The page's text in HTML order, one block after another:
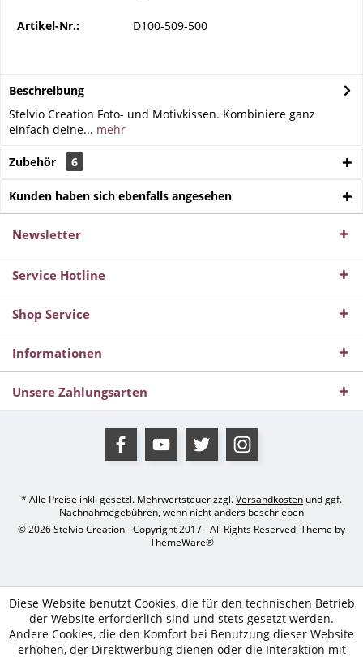
Artikel-Nr.: D100-509-500
Beschreibung
Stelvio Creation Foto- und Motivkissen. Kombiniere ganz
einfach deine... mehr
Zubehör 6
Kunden haben sich ebenfalls angesehen
Newsletter
Service Hotline
Shop Service
Informationen
Unsere Zahlungsarten
* Alle Preise inkl. gesetzl. Mehrwertsteuer zzgl.Versandkosten und ggf.
Nachnahmegebühren, wenn nicht anders beschrieben
© 2026 Stelvio Creation - Copyright 2017 - All Rights Reserved. Theme by
ThemeWare®
Diese Website benutzt Cookies, die für den technischen Betrieb
der Website erforderlich sind und stets gesetzt werden.
Andere Cookies, die den Komfort bei Benutzung dieser Website
erhöhen, der Direktwerbung dienen oder die Interaktion mit